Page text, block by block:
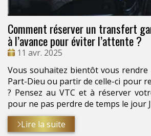
Comment réserver un transfert
à l’avance pour éviter l’attente ?
Date
11 avr. 2025
Vous souhaitez bientôt vous rendre
Part-Dieu ou partir de celle-ci pour
? Pensez au VTC et à réserver
pour ne pas perdre de temps le jour
Lire la suite